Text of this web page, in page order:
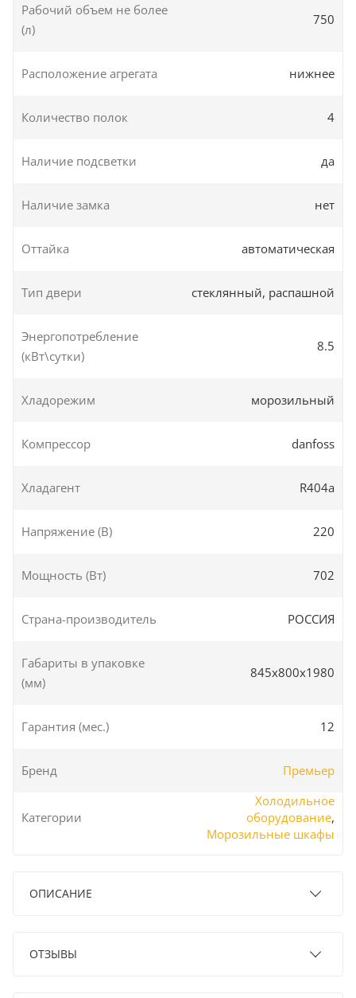
Рабочий объем не более
(л)
750
Расположение агрегата нижнее
Количество полок 4
Наличие подсветки да
Наличие замка нет
Оттайка автоматическая
Тип двери стеклянный, распашной
Энергопотребление
(кВт\сутки)
8.5
Хладорежим морозильный
Компрессор danfoss
Хладагент R404a
Напряжение (В) 220
Мощность (Вт) 702
Страна-производитель РОССИЯ
Габариты в упаковке
(мм)
845х800х1980
Гарантия (мес.) 12
Бренд Премьер
Категории
Холодильное
оборудование,
Морозильные шкафы
ОПИСАНИЕ
ОТЗЫВЫ